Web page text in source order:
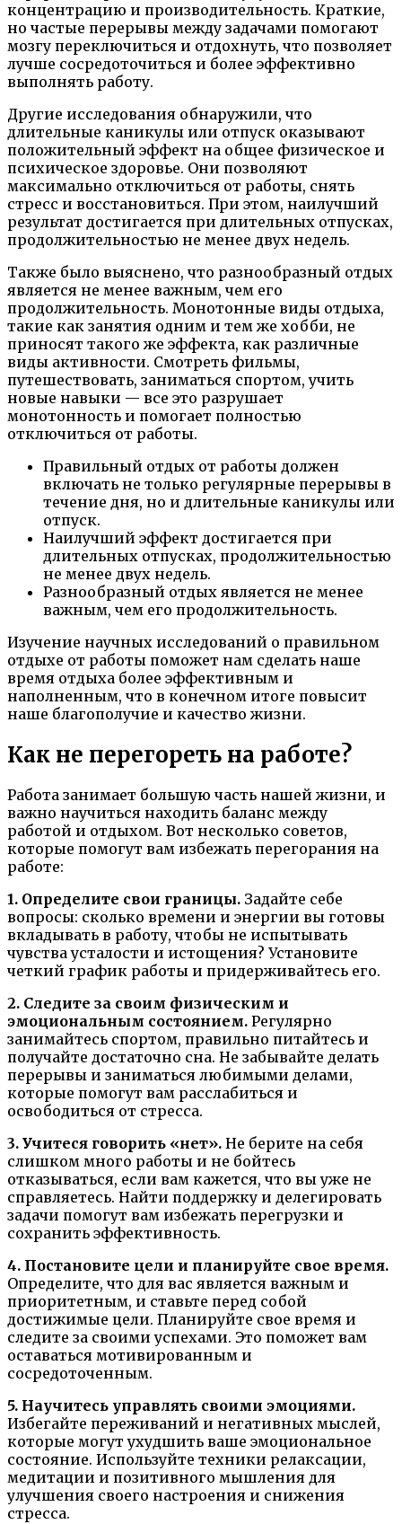
концентрацию и производительность. Краткие,
но частые перерывы между задачами помогают
мозгу переключиться и отдохнуть, что позволяет
лучше сосредоточиться и более эффективно
выполнять работу.
Другие исследования обнаружили, что
длительные каникулы или отпуск оказывают
положительный эффект на общее физическое и
психическое здоровье. Они позволяют
максимально отключиться от работы, снять
стресс и восстановиться. При этом, наилучший
результат достигается при длительных отпусках,
продолжительностью не менее двух недель.
Также было выяснено, что разнообразный отдых
является не менее важным, чем его
продолжительность. Монотонные виды отдыха,
такие как занятия одним и тем же хобби, не
приносят такого же эффекта, как различные
виды активности. Смотреть фильмы,
путешествовать, заниматься спортом, учить
новые навыки — все это разрушает
монотонность и помогает полностью
отключиться от работы.
Правильный отдых от работы должен
включать не только регулярные перерывы в
течение дня, но и длительные каникулы или
отпуск.
Наилучший эффект достигается при
длительных отпусках, продолжительностью
не менее двух недель.
Разнообразный отдых является не менее
важным, чем его продолжительность.
Изучение научных исследований о правильном
отдыхе от работы поможет нам сделать наше
время отдыха более эффективным и
наполненным, что в конечном итоге повысит
наше благополучие и качество жизни.
Как не перегореть на работе?
Работа занимает большую часть нашей жизни, и
важно научиться находить баланс между
работой и отдыхом. Вот несколько советов,
которые помогут вам избежать перегорания на
работе:
1. Определите свои границы. Задайте себе
вопросы: сколько времени и энергии вы готовы
вкладывать в работу, чтобы не испытывать
чувства усталости и истощения? Установите
четкий график работы и придерживайтесь его.
2. Следите за своим физическим и
эмоциональным состоянием. Регулярно
занимайтесь спортом, правильно питайтесь и
получайте достаточно сна. Не забывайте делать
перерывы и заниматься любимыми делами,
которые помогут вам расслабиться и
освободиться от стресса.
3. Учитеся говорить «нет». Не берите на себя
слишком много работы и не бойтесь
отказываться, если вам кажется, что вы уже не
справляетесь. Найти поддержку и делегировать
задачи помогут вам избежать перегрузки и
сохранить эффективность.
4. Постановите цели и планируйте свое время.
Определите, что для вас является важным и
приоритетным, и ставьте перед собой
достижимые цели. Планируйте свое время и
следите за своими успехами. Это поможет вам
оставаться мотивированным и
сосредоточенным.
5. Научитесь управлять своими эмоциями.
Избегайте переживаний и негативных мыслей,
которые могут ухудшить ваше эмоциональное
состояние. Используйте техники релаксации,
медитации и позитивного мышления для
улучшения своего настроения и снижения
стресса.